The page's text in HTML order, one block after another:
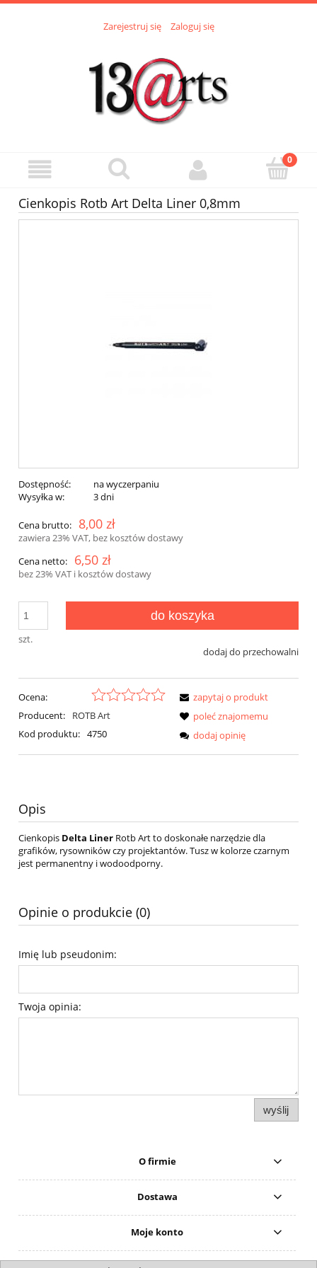
Zarejestruj się Zaloguj się
Cienkopis Rotb Art Delta Liner 0,8mm
Dostępność:
na wyczerpaniu
Wysyłka w:
3 dni
Cena brutto: 8,00 zł
zawiera 23% VAT, bez kosztów dostawy
Cena netto:
6,50 zł
bez 23% VAT i kosztów dostawy
szt.
do koszyka
dodaj do przechowalni
Ocena:
Producent:
ROTB Art
Kod produktu: 4750
zapytaj o produkt
poleć znajomemu
dodaj opinię
Opis
Cienkopis Delta Liner Rotb Art to doskonałe narzędzie dla
grafików, rysowników czy projektantów. Tusz w kolorze czarnym
jest permanentny i wodoodporny.
Opinie o produkcie (0)
Imię lub pseudonim:
Twoja opinia:
wyślij
O firmie
Dostawa
Moje konto